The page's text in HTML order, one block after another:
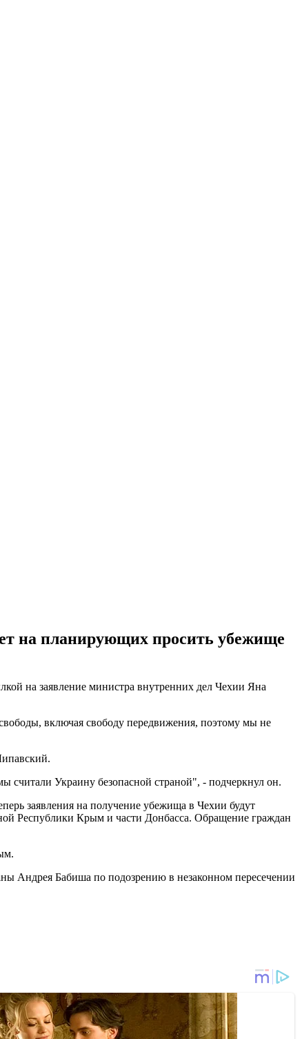
на планирующих просить убежище
на заявление министра внутренних дел Чехии Яна
включая свободу передвижения, поэтому мы не
считали Украину безопасной страной", - подчеркнул он.
заявления на получение убежища в Чехии будут
Республики Крым и части Донбасса. Обращение граждан
Андрея Бабиша по подозрению в незаконном пересечении